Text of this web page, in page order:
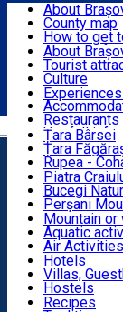
Română
BRAȘOV
EXPERIENCES
DESTINATIONS
NATURE
ACTIVE
CULTURAL
About
County map
How to get
Tourist
Tourist
Brașov
Historical
What would
Tourism
Restaurants
About
Tourist
Culture
Tourist
Usefull
Țara Bârsei
Țara
Rupea -
ECO
Piatra
Bucegi
Perșani
Făgăraș
Postăvarul
Măgura
Ciucaș
Protected
Other
Speoturism
Mountain
Aquatic
Air Activities
Adventure,
Cycling,
Other
Hotels
Villas,
Hostels
Cottages
Recipes